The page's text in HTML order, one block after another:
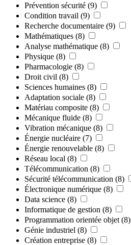
Prévention sécurité (9)
Condition travail (9)
Recherche documentaire (9)
Mathématiques (8)
Analyse mathématique (8)
Physique (8)
Pharmacologie (8)
Droit civil (8)
Sciences humaines (8)
Adaptation sociale (8)
Matériau composite (8)
Mécanique fluide (8)
Vibration mécanique (8)
Énergie nucléaire (7)
Énergie renouvelable (8)
Réseau local (8)
Télécommunication (8)
Sécurité télécommunication (8)
Électronique numérique (8)
Data science (8)
Informatique de gestion (8)
Programmation orientée objet (8)
Génie industriel (8)
Création entreprise (8)